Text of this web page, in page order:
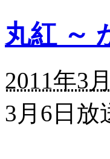
丸紅 ～
2011年3
3月6日